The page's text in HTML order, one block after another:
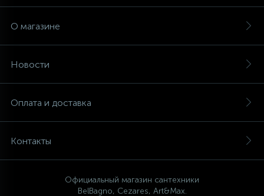
О магазине
Новости
Оплата и доставка
Контакты
Официальный магазин сантехники
BelBagno, Cezares, Art&Max.